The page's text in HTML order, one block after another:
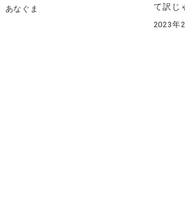
あなぐま
て訳じ
2023年